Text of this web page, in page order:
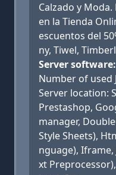
Calzado y
en la Tienda
escuentos del
ny, Tiwel,
Server
Number of used
Server location:
Prestashop,
manager,
Style Sheets),
nguage), Iframe,
xt